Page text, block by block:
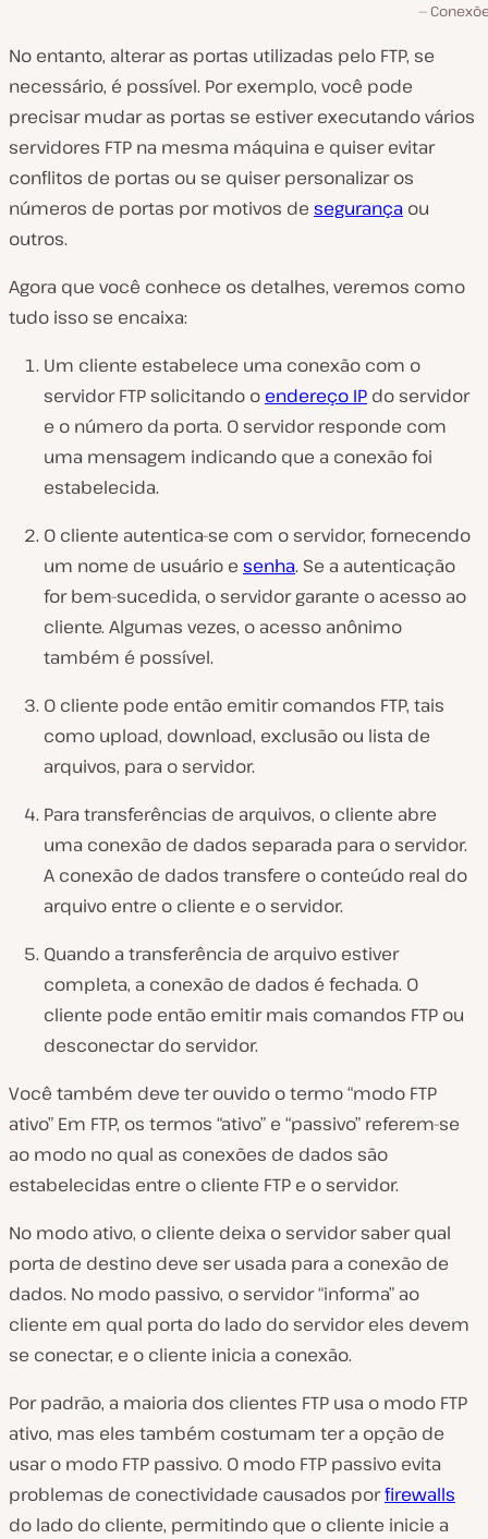
No entanto, alterar as portas utilizadas pelo FTP, se
necessário, é possível. Por exemplo, você pode
precisar mudar as portas se estiver executando vários
servidores FTP na mesma máquina e quiser evitar
conflitos de portas ou se quiser personalizar os
números de portas por motivos de segurança ou
outros.
Agora que você conhece os detalhes, veremos como
tudo isso se encaixa:
Um cliente estabelece uma conexão com o
servidor FTP solicitando o endereço IP do servidor
e o número da porta. O servidor responde com
uma mensagem indicando que a conexão foi
estabelecida.
O cliente autentica-se com o servidor, fornecendo
um nome de usuário e senha. Se a autenticação
for bem-sucedida, o servidor garante o acesso ao
cliente. Algumas vezes, o acesso anônimo
também é possível.
O cliente pode então emitir comandos FTP, tais
como upload, download, exclusão ou lista de
arquivos, para o servidor.
Para transferências de arquivos, o cliente abre
uma conexão de dados separada para o servidor.
A conexão de dados transfere o conteúdo real do
arquivo entre o cliente e o servidor.
Quando a transferência de arquivo estiver
completa, a conexão de dados é fechada. O
cliente pode então emitir mais comandos FTP ou
desconectar do servidor.
Você também deve ter ouvido o termo “modo FTP
ativo” Em FTP, os termos “ativo” e “passivo” referem-se
ao modo no qual as conexões de dados são
estabelecidas entre o cliente FTP e o servidor.
No modo ativo, o cliente deixa o servidor saber qual
porta de destino deve ser usada para a conexão de
dados. No modo passivo, o servidor “informa” ao
cliente em qual porta do lado do servidor eles devem
se conectar, e o cliente inicia a conexão.
Por padrão, a maioria dos clientes FTP usa o modo FTP
ativo, mas eles também costumam ter a opção de
usar o modo FTP passivo. O modo FTP passivo evita
problemas de conectividade causados porfirewalls
do lado do cliente, permitindo que o cliente inicie a